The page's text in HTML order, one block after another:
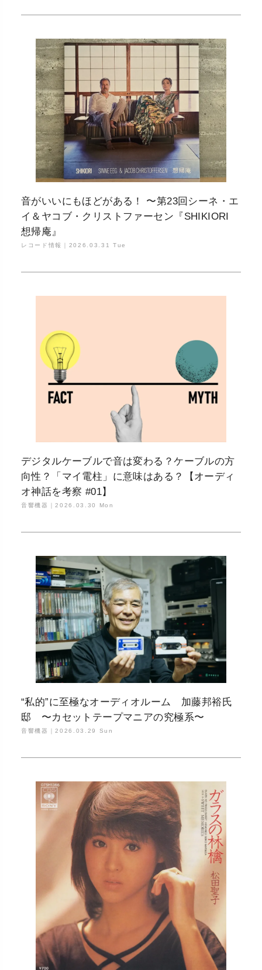
音がいいにもほどがある！ 〜第23回シーネ・エ
イ＆ヤコブ・クリストファーセン『SHIKIORI
想帰庵』
レコード情報｜ 2026.03.31 Tue
デジタルケーブルで音は変わる？ケーブルの方
向性？「マイ電柱」に意味はある？【オーディ
オ神話を考察 #01】
音響機器｜2026.03.30 Mon
“私的”に至極なオーディオルーム 加藤邦裕氏
邸 〜カセットテープマニアの究極系〜
音響機器｜2026.03.29 Sun